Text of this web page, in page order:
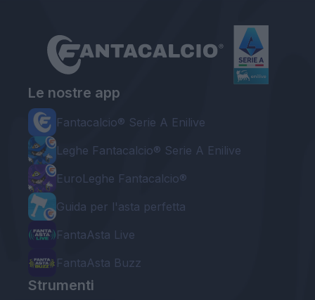
Le nostre app
Fantacalcio® Serie A Enilive
Leghe Fantacalcio® Serie A Enilive
EuroLeghe Fantacalcio®
Guida per l'asta perfetta
FantaAsta Live
FantaAsta Buzz
Strumenti